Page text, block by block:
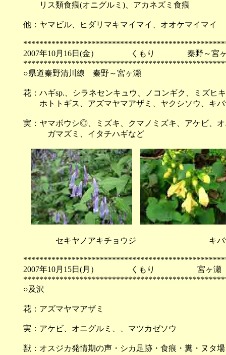
リス類食痕(オニグルミ)、アカネズミ食痕
他：ヤマビル、ヒダリマキマイマイ、オオケマイマイ
2007年10月16日(金） くもり 秦野～宮
○県道秦野清川線 秦野～宮ヶ瀬
花：ハギsp.、シラネセンキュウ、ノコンギク、ミズヒ
ホトトギス、アズマヤマアザミ、ヤクシソウ、
実：ヤマボウシ◎、ミズキ、クマノミズキ、アケビ、
ガマズミ、イタチハギなど
セキヤノアキチョウジ キバナ
2007年10月15日(月） くもり 宮ヶ瀬
○及沢
花：アズマヤマアザミ
実：アケビ、オニグルミ、、マツカゼソウ
獣：オスジカ発情期の声・シカ足跡・食痕・糞・ヌタ